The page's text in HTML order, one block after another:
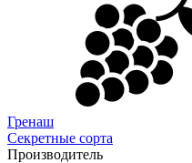
Гренаш
Секретные сорта
Производитель